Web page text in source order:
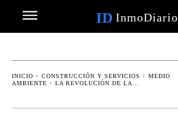
ID InmoDiario
INICIO CONSTRUCCIÓN Y SERVICIOS
MEDIO
AMBIENTE
LA REVOLUCIÓN DE LA...